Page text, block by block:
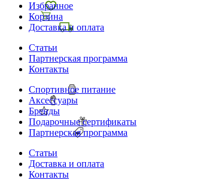
Избранное
Корзина
Доставка и оплата
Статьи
Партнерская программа
Контакты
Спортивное питание
Аксессуары
Бренды
Подарочные сертификаты
Партнерская программа
Статьи
Доставка и оплата
Контакты